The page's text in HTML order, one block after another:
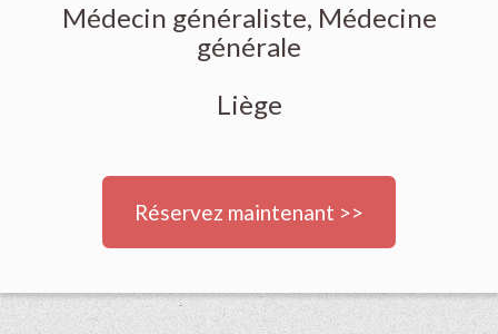
Médecin généraliste, Médecine
générale
Liège
Réservez maintenant >>